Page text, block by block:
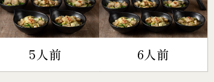
5人前 6人前